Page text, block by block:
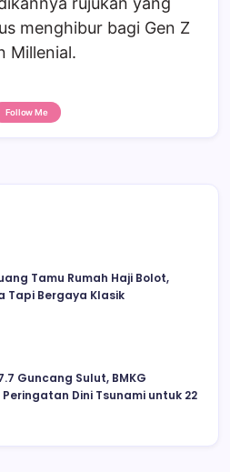
menghibur bagi Gen Z
Millenial.
Follow Me
Tamu Rumah Haji Bolot,
Tapi Bergaya Klasik
Guncang Sulut, BMKG
Dini Tsunami untuk 22